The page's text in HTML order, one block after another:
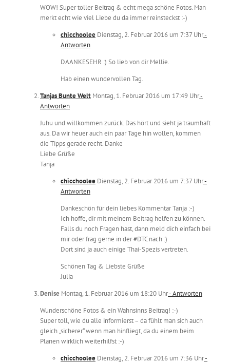
WOW! Super toller Beitrag & echt mega schöne Fotos. Man
merkt echt wie viel Liebe du da immer reinsteckst :-)
chicchoolee Dienstag, 2. Februar 2016 um 7:37 Uhr-
Antworten
DAANKESEHR :) So lieb von dir Mellie.
Hab einen wundervollen Tag.
Tanjas Bunte Welt Montag, 1. Februar 2016 um 17:49 Uhr-
Antworten
Juhu und willkommen zurück. Das hört und sieht ja traumhaft
aus. Da wir heuer auch ein paar Tage hin wollen, kommen
die Tipps gerade recht. Danke
Liebe Grüße
Tanja
chicchoolee Dienstag, 2. Februar 2016 um 7:37 Uhr-
Antworten
Dankeschön für dein liebes Kommentar Tanja :-)
Ich hoffe, dir mit meinem Beitrag helfen zu können.
Falls du noch Fragen hast, dann meld dich einfach bei
mir oder frag gerne in der #DTC nach :)
Dort sind ja auch einige Thai-Spezis vertreten.
Schönen Tag & Liebste Grüße
Julia
Denise Montag, 1. Februar 2016 um 18:20 Uhr- Antworten
Wunderschöne Fotos & ein Wahnsinns Beitrag! :-)
Super toll, wie du alle informierst – da fühlt man sich auch
gleich „sicherer“ wenn man hinfliegt, da du einem beim
Planen wirklich weiterhilfst :-)
chicchoolee Dienstag, 2. Februar 2016 um 7:36 Uhr-